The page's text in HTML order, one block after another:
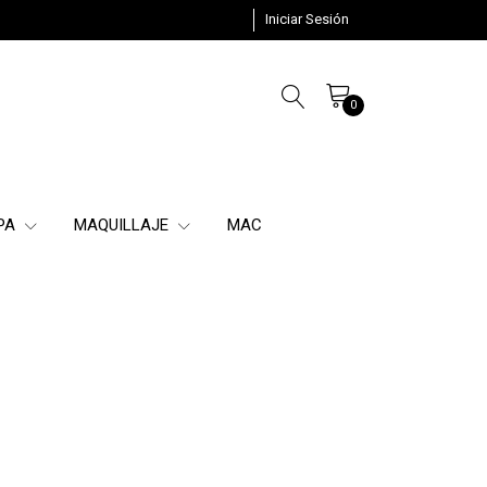
Iniciar Sesión
0
MAQUILLAJE MAC